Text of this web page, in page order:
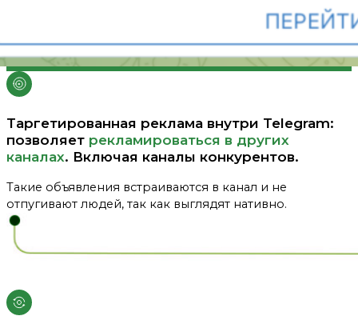
Таргетированная реклама внутри Telegram:
позволяет рекламироваться в других
каналах. Включая каналы конкурентов.
Такие объявления встраиваются в канал и не
отпугивают людей, так как выглядят нативно.